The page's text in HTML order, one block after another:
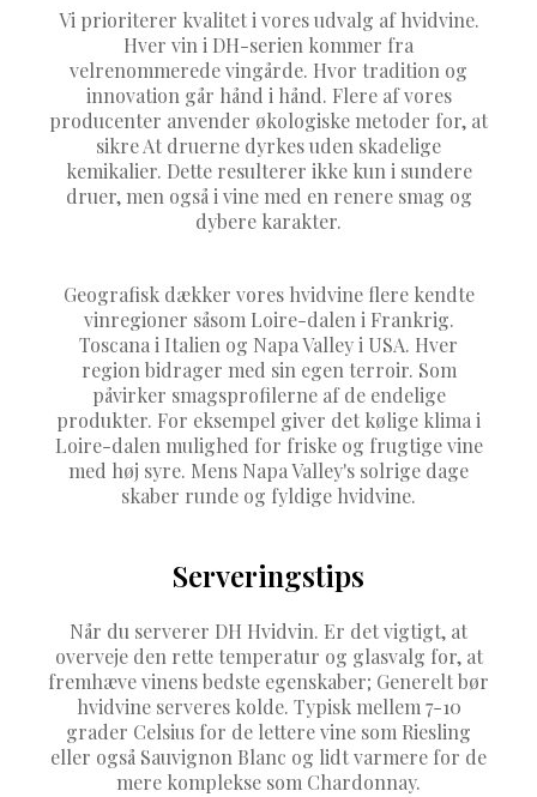
Vi prioriterer kvalitet i vores udvalg af hvidvine.
Hver vin i DH-serien kommer fra
velrenommerede vingårde. Hvor tradition og
innovation går hånd i hånd. Flere af vores
producenter anvender økologiske metoder for, at
sikre At druerne dyrkes uden skadelige
kemikalier. Dette resulterer ikke kun i sundere
druer, men også i vine med en renere smag og
dybere karakter.
Geografisk dækker vores hvidvine flere kendte
vinregioner såsom Loire-dalen i Frankrig.
Toscana i Italien og Napa Valley i USA. Hver
region bidrager med sin egen terroir. Som
påvirker smagsprofilerne af de endelige
produkter. For eksempel giver det kølige klima i
Loire-dalen mulighed for friske og frugtige vine
med høj syre. Mens Napa Valley's solrige dage
skaber runde og fyldige hvidvine.
Serveringstips
Når du serverer DH Hvidvin. Er det vigtigt, at
overveje den rette temperatur og glasvalg for, at
fremhæve vinens bedste egenskaber; Generelt bør
hvidvine serveres kolde. Typisk mellem 7-10
grader Celsius for de lettere vine som Riesling
eller også Sauvignon Blanc og lidt varmere for de
mere komplekse som Chardonnay.